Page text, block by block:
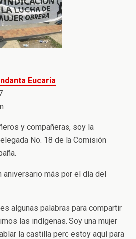
Eucaria
y compañeras, soy la
No. 18 de la Comisión
aniversario más por el día del
algunas palabras para compartir
las indígenas. Soy una mujer
la castilla pero estoy aquí para